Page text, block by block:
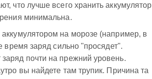
что лучше всего хранить аккумулятор
минимальна.
на морозе (например, в
время заряд сильно "просядет".
почти на прежний уровень.
вы найдете там трупик. Причина та